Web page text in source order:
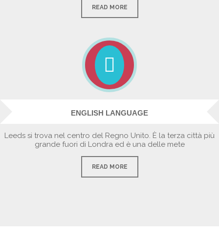
READ MORE
ENGLISH LANGUAGE
Leeds si trova nel centro del Regno Unito. È la terza città più
grande fuori di Londra ed è una delle mete
READ MORE